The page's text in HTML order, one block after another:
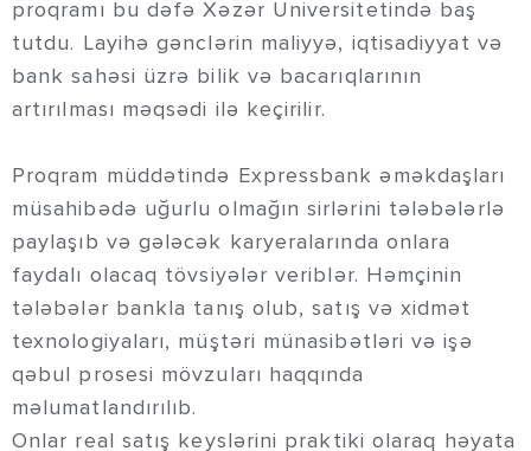
proqramı bu dəfə Xəzər Universitetində baş
tutdu. Layihə gənclərin maliyyə, iqtisadiyyat və
bank sahəsi üzrə bilik və bacarıqlarının
artırılması məqsədi ilə keçirilir.
Proqram müddətində Expressbank əməkdaşları
müsahibədə uğurlu olmağın sirlərini tələbələrlə
paylaşıb və gələcək karyeralarında onlara
faydalı olacaq tövsiyələr veriblər. Həmçinin
tələbələr bankla tanış olub, satış və xidmət
texnologiyaları, müştəri münasibətləri və işə
qəbul prosesi mövzuları haqqında
məlumatlandırılıb.
Onlar real satış keyslərini praktiki olaraq həyata